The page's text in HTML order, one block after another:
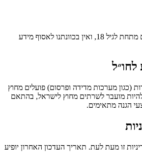
האתר אינו מיועד לקטינים מתחת לגיל 18, ואין בכוונתנו לאסוף מידע
(כגון מערכות מדידה ופרסום) פועלים מחוץ
מועבר לשרתים מחוץ לישראל, בהתאם
הגנה מתאימים.
זו מעת לעת. תאריך העדכון האחרון יופיע